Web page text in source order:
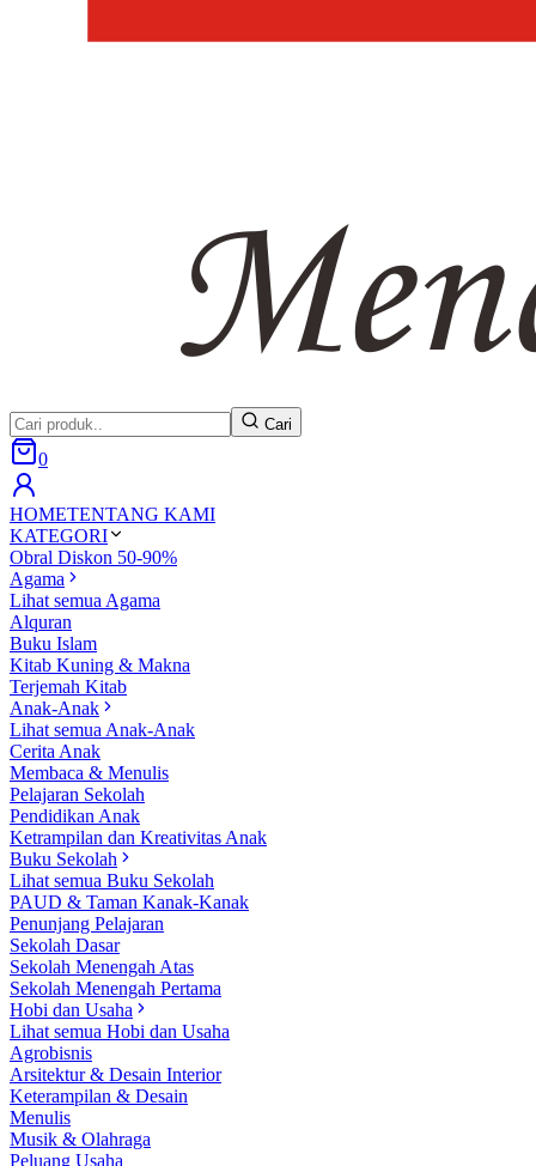
Cari
0
HOMETENTANG KAMI
KATEGORI
Obral Diskon 50-90%
Agama
Lihat semua Agama
Alquran
Buku Islam
Kitab Kuning & Makna
Terjemah Kitab
Anak-Anak
Lihat semua Anak-Anak
Cerita Anak
Membaca & Menulis
Pelajaran Sekolah
Pendidikan Anak
Ketrampilan dan Kreativitas Anak
Buku Sekolah
Lihat semua Buku Sekolah
PAUD & Taman Kanak-Kanak
Penunjang Pelajaran
Sekolah Dasar
Sekolah Menengah Atas
Sekolah Menengah Pertama
Hobi dan Usaha
Lihat semua Hobi dan Usaha
Agrobisnis
Arsitektur & Desain Interior
Keterampilan & Desain
Menulis
Musik & Olahraga
Peluang Usaha